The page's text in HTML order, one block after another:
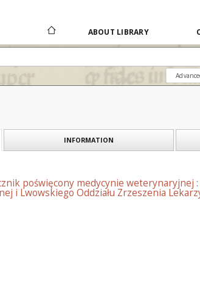
ABOUT LIBRARY
INFORMATION
poświęcony medycynie weterynaryjnej
i Lwowskiego Oddziału Zrzeszenia